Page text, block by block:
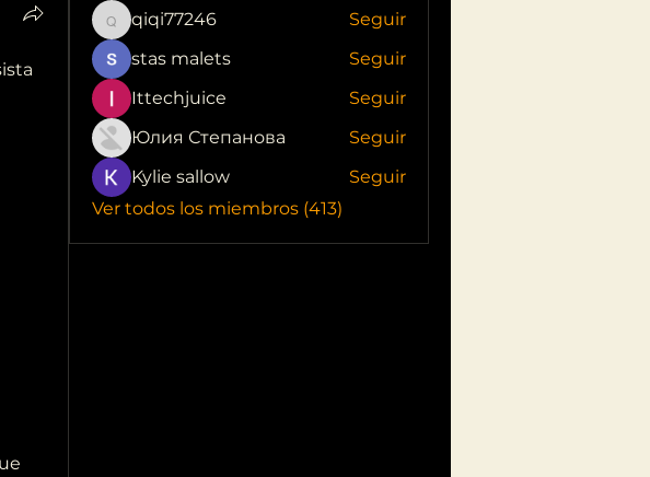
qiqi77246
qiqi77246
Seguir
stas malets
Seguir
Ittechjuice
Seguir
Юлия Степанова
Seguir
Kylie sallow
Seguir
Ver todos los miembros (413)